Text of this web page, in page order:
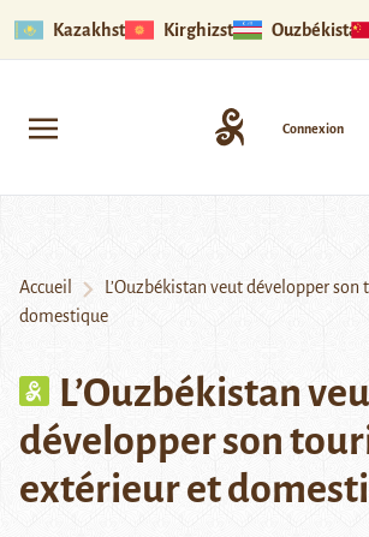
Kazakhstan Kirghizstan Ouzbékistan
Connexion
Accueil
L’Ouzbékistan veut développer
domestique
L’Ouzbékistan
développer son
extérieur et